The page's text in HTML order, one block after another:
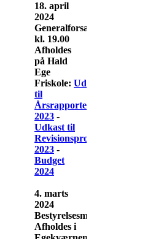
18. april
2024
Generalforsamling
kl. 19.00
Afholdes
på Hald
Ege
Friskole: Udkast
til
Årsrapporten
2023 -
Udkast til
Revisionsprotokollatet
2023 -
Budget
2024
4. marts
2024
Bestyrelsesmøde
Afholdes i